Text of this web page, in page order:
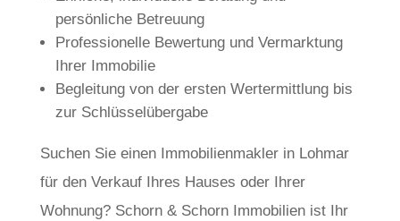
persönliche Betreuung
Professionelle Bewertung und Vermarktung
Ihrer Immobilie
Begleitung von der ersten Wertermittlung bis
zur Schlüsselübergabe
Suchen Sie einen Immobilienmakler in Lohmar
für den Verkauf Ihres Hauses oder Ihrer
Wohnung? Schorn & Schorn Immobilien ist Ihr